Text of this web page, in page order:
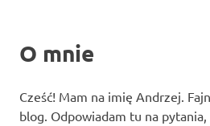
O mnie
Cześć! Mam na imię Andrzej.
blog. Odpowiadam tu na